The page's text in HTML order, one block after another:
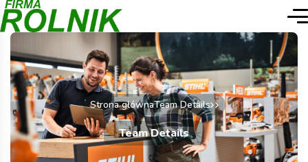
Strona głównaTeam Details
Team Details